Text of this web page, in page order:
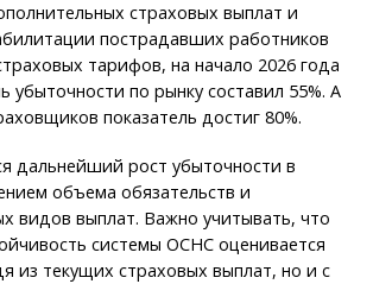
страховых выплат и
пострадавших работников
тарифов, на начало 2026 года
убыточности по рынку составил 55%. А
показатель достиг 80%.
дальнейший рост убыточности в
объема обязательств и
видов выплат. Важно учитывать, что
системы ОСНС оценивается
из текущих страховых выплат, но и с